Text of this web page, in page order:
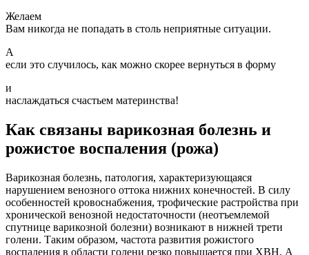
Желаем
Вам никогда не попадать в столь неприятные ситуации.
А
если это случилось, как можно скорее вернуться в форму
и
наслаждаться счастьем материнства!
Как связаны варикозная болезнь и
рожистое воспаления (рожа)
Варикозная болезнь, патология, характеризующаяся
нарушением венозного оттока нижних конечностей. В силу
особенностей кровоснабжения, трофические растройства при
хронической венозной недостаточности (неотъемлемой
спутнице варикозной болезни) возникают в нижней трети
голени. Таким образом, частота развития рожистого
воспаления в области голени резко повышается при ХВН. А